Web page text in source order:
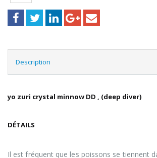
Description
yo zuri crystal minnow DD , (deep diver)
DÉTAILS
Il est fréquent que les poissons se tiennent